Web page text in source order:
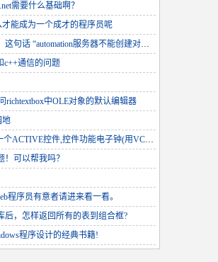
需要什么基础啊？
能成为一个成才的程序员呢
请各位帮忙，这句话 “automation服务器不能创建对象”是什么意思？
c++通信的问题
richtextbox中OLE对象的默认编辑器
地
用ATL设计一个ACTIVE控件,控件功能电子钟(用VC.NET)
！可以帮我吗？
程序员有意者请进来看一看。
后，怎样返回所有的表到组合框?
程序设计的经典书籍!